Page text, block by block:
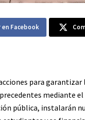
Facebook
para
mediante
pública, instalarán